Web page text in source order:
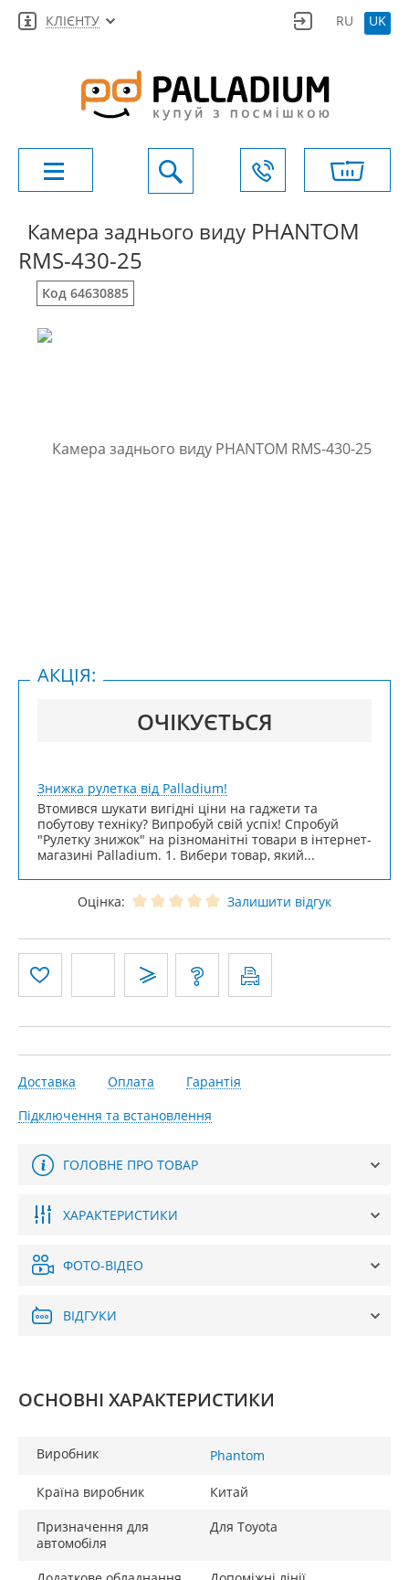
КЛІЄНТУ RU UK
Камера заднього виду PHANTOM
RMS-430-25
Код 64630885
ОЧІКУЄТЬСЯ
АКЦІЯ:
Знижка рулетка від Palladium!
Втомився шукати вигідні ціни на гаджети та
побутову техніку? Випробуй свій успіх! Спробуй
"Рулетку знижок" на різноманітні товари в інтернет-
магазині Palladium. 1. Вибери товар, який...
Оцінка: Залишити відгук
Доставка Оплата
Гарантія
Підключення та встановлення
ГОЛОВНЕ ПРО ТОВАР
ХАРАКТЕРИСТИКИ
ФОТО-ВІДЕО
ВІДГУКИ
ОСНОВНІ ХАРАКТЕРИСТИКИ
Виробник Phantom
Країна виробник
Китай
Призначення для
автомобіля
Для Toyota